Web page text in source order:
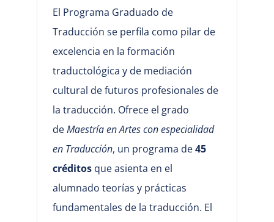
El Programa Graduado de
Traducción se perfila como pilar de
excelencia en la formación
traductológica y de mediación
cultural de futuros profesionales de
la traducción. Ofrece el grado
deMaestría en Artes con especialidad
en Traducción, un programa de45
créditos que asienta en el
alumnado teorías y prácticas
fundamentales de la traducción. El